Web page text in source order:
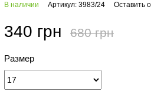
В наличии Артикул: 3983/24 Оставить
340 грн 680 грн
Размер